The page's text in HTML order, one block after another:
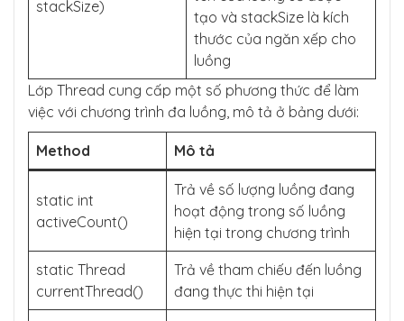
stackSize)
tạo và stackSize là kích
thước của ngăn xếp cho
luồng
Lớp Thread cung cấp một số phương thức để làm
việc với chương trình đa luồng, mô tả ở bảng dưới:
Method Mô tả
static int
activeCount()
Trả về số lượng luồng đang
hoạt động trong số luồng
hiện tại trong chương trình
static Thread
currentThread()
Trả về tham chiếu đến luồng
đang thực thi hiện tại